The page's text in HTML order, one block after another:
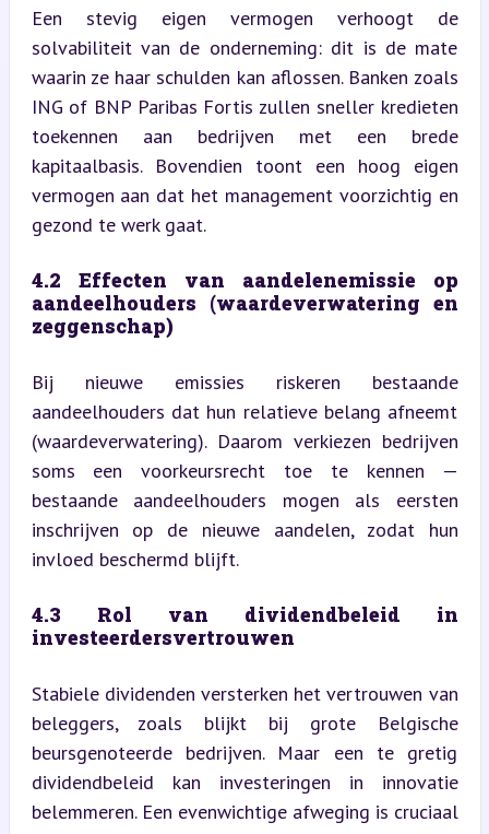
Een stevig eigen vermogen verhoogt de
solvabiliteit van de onderneming: dit is de mate
waarin ze haar schulden kan aflossen. Banken zoals
ING of BNP Paribas Fortis zullen sneller kredieten
toekennen aan bedrijven met een brede
kapitaalbasis. Bovendien toont een hoog eigen
vermogen aan dat het management voorzichtig en
gezond te werk gaat.
4.2 Effecten van aandelenemissie op
aandeelhouders (waardeverwatering en
zeggenschap)
Bij nieuwe emissies riskeren bestaande
aandeelhouders dat hun relatieve belang afneemt
(waardeverwatering). Daarom verkiezen bedrijven
soms een voorkeursrecht toe te kennen —
bestaande aandeelhouders mogen als eersten
inschrijven op de nieuwe aandelen, zodat hun
invloed beschermd blijft.
4.3 Rol van dividendbeleid in
investeerdersvertrouwen
Stabiele dividenden versterken het vertrouwen van
beleggers, zoals blijkt bij grote Belgische
beursgenoteerde bedrijven. Maar een te gretig
dividendbeleid kan investeringen in innovatie
belemmeren. Een evenwichtige afweging is cruciaal